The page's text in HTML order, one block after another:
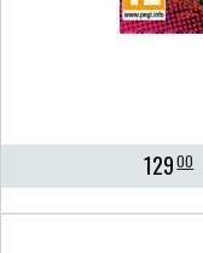
12900